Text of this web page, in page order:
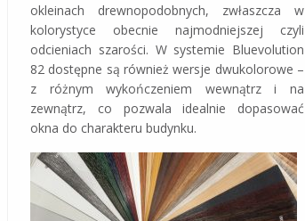
okleinach drewnopodobnych, zwłaszcza w
kolorystyce obecnie najmodniejszej czyli
odcieniach szarości. W systemie Bluevolution
82 dostępne są również wersje dwukolorowe –
z różnym wykończeniem wewnątrz i na
zewnątrz, co pozwala idealnie dopasować
okna do charakteru budynku.